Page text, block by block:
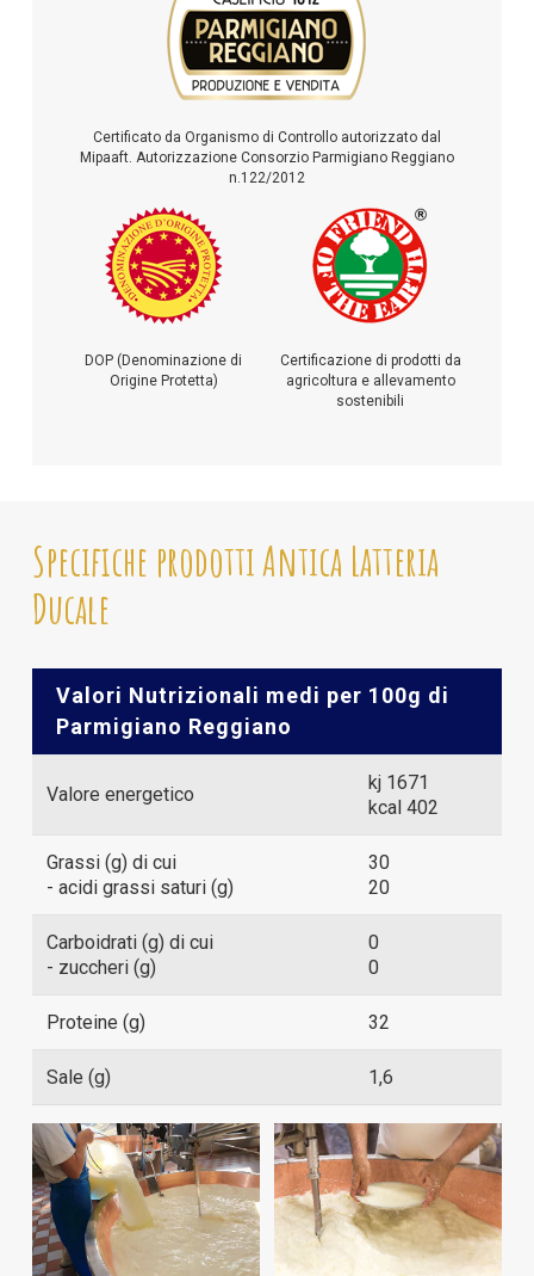
Certificato da Organismo di Controllo autorizzato dal
Mipaaft. Autorizzazione Consorzio Parmigiano Reggiano
n.122/2012
DOP (Denominazione di
Origine Protetta)
Certificazione di prodotti da
agricoltura e allevamento
sostenibili
Specifiche prodotti Antica Latteria
Ducale
Valori Nutrizionali medi per 100g di
Parmigiano Reggiano
Valore energetico
kj 1671
kcal 402
Grassi (g) di cui
- acidi grassi saturi (g)
30
20
Carboidrati (g) di cui
- zuccheri (g)
0
0
Proteine (g) 32
Sale (g) 1,6